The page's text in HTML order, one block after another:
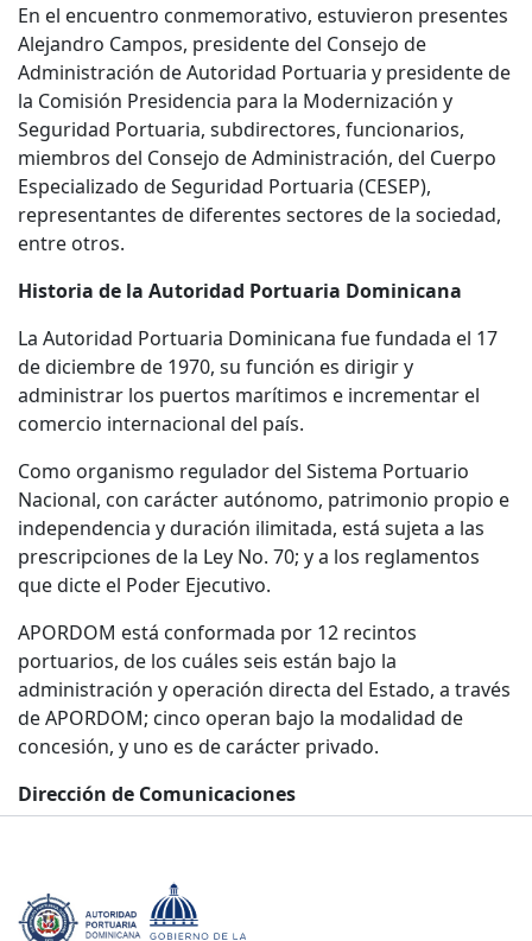
En el encuentro conmemorativo, estuvieron presentes
Alejandro Campos, presidente del Consejo de
Administración de Autoridad Portuaria y presidente de
la Comisión Presidencia para la Modernización y
Seguridad Portuaria, subdirectores, funcionarios,
miembros del Consejo de Administración, del Cuerpo
Especializado de Seguridad Portuaria (CESEP),
representantes de diferentes sectores de la sociedad,
entre otros.
Historia de la Autoridad Portuaria Dominicana
La Autoridad Portuaria Dominicana fue fundada el 17
de diciembre de 1970, su función es dirigir y
administrar los puertos marítimos e incrementar el
comercio internacional del país.
Como organismo regulador del Sistema Portuario
Nacional, con carácter autónomo, patrimonio propio e
independencia y duración ilimitada, está sujeta a las
prescripciones de la Ley No. 70; y a los reglamentos
que dicte el Poder Ejecutivo.
APORDOM está conformada por 12 recintos
portuarios, de los cuáles seis están bajo la
administración y operación directa del Estado, a través
de APORDOM; cinco operan bajo la modalidad de
concesión, y uno es de carácter privado.
Dirección de Comunicaciones